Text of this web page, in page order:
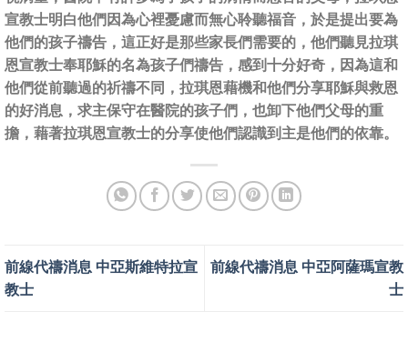
宣教士明白他們因為心裡憂慮而無心聆聽福音，於是提出要為
他們的孩子禱告，這正好是那些家長們需要的，他們聽見拉琪
恩宣教士奉耶穌的名為孩子們禱告，感到十分好奇，因為這和
他們從前聽過的祈禱不同，拉琪恩藉機和他們分享耶穌與救恩
的好消息，求主保守在醫院的孩子們，也卸下他們父母的重
擔，藉著拉琪恩宣教士的分享使他們認識到主是他們的依靠。
前線代禱消息 中亞斯維特拉宣
教士
前線代禱消息 中亞阿薩瑪宣教
士